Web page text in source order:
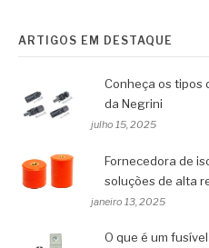
ARTIGOS EM DESTAQUE
Conheça os tipos
da Negrini
julho 15, 2025
Fornecedora de
soluções de alta
janeiro 13, 2025
O que é um